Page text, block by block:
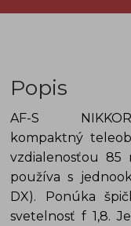
Popis
AF-S
kompaktný
vzdialenosťou 85
používa s
DX). Ponúka
svetelnosť f 1,8.